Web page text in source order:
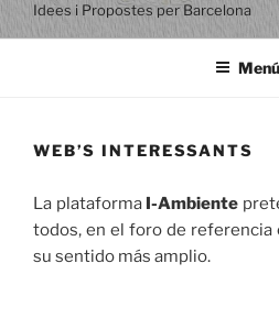
Idees i Propostes per Barcelona
Menú
WEB’S INTERESSANTS
La plataforma I-Ambiente
todos, en el foro de referencia
su sentido más amplio.